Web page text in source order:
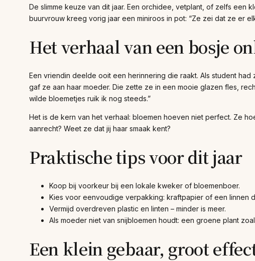
De slimme keuze van dit jaar. Een orchidee, vetplant, of zelfs een
buurvrouw kreeg vorig jaar een miniroos in pot: “Ze zei dat ze er
Het verhaal van een bosje
Een vriendin deelde ooit een herinnering die raakt. Als student
gaf ze aan haar moeder. Die zette ze in een mooie glazen fles,
wilde bloemetjes ruik ik nog steeds.”
Het is de kern van het verhaal: bloemen hoeven niet perfect. Ze
aanrecht? Weet ze dat jij haar smaak kent?
Praktische tips voor dit jaar
Koop bij voorkeur bij een lokale kweker of bloemenboer.
Kies voor eenvoudige verpakking: kraftpapier of een linnen
Vermijd overdreven plastic en linten – minder is meer.
Als moeder niet van snijbloemen houdt: een groene plant
Een klein gebaar, groot